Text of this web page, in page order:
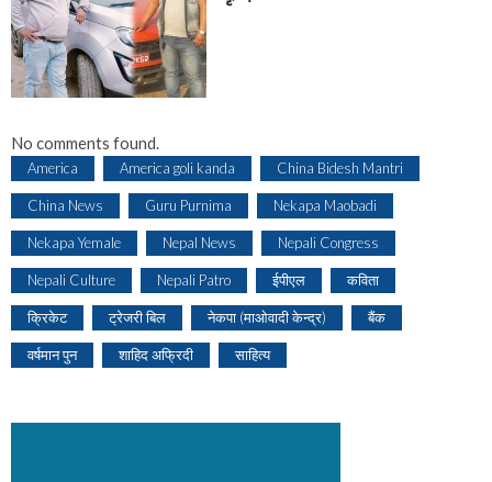
No comments found.
America America goli kanda China Bidesh Mantri
China News Guru Purnima Nekapa Maobadi
Nekapa Yemale Nepal News Nepali Congress
Nepali Culture Nepali Patro ईपीएल कविता
क्रिकेट ट्रेजरी बिल नेकपा (माओवादी केन्द्र) बैंक
वर्षमान पुन शाहिद अफ्रिदी साहित्य